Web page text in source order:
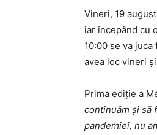
Vineri, 19
iar începând cu
10:00 se va
avea loc vineri
Prima ediție a
continuăm și să
pandemiei, nu